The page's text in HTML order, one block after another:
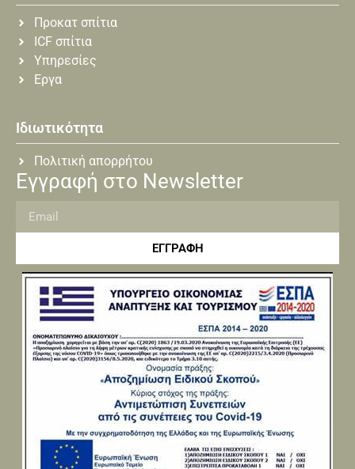
Προκατ σπίτια
ICF σπίτια
Υπηρεσίες
Εργα
Ιδιωτικότητα
Πολιτική απορρήτου
Εγγραφή στο Newsletter
ΕΓΓΡΑΦΗ